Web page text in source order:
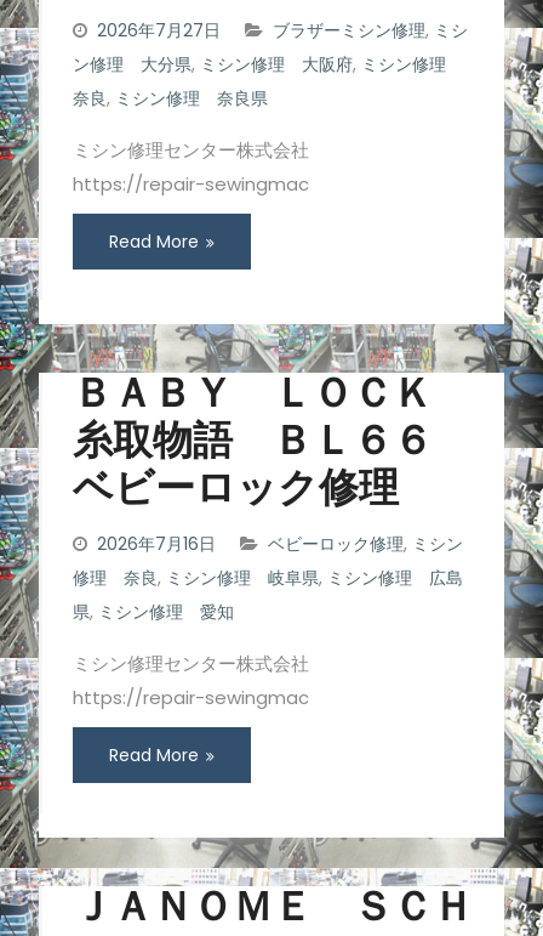
2026年7月27日 ブラザーミシン修理, ミシ
ン修理 大分県, ミシン修理 大阪府, ミシン修理
奈良, ミシン修理 奈良県
ミシン修理センター株式会社
https://repair-sewingmac
Read More
ＢＡＢＹ ＬＯＣＫ
糸取物語 ＢＬ６６
ベビーロック修理
2026年7月16日 ベビーロック修理, ミシン
修理 奈良, ミシン修理 岐阜県, ミシン修理 広島
県, ミシン修理 愛知
ミシン修理センター株式会社
https://repair-sewingmac
Read More
ＪＡＮＯＭＥ ＳＣＨ